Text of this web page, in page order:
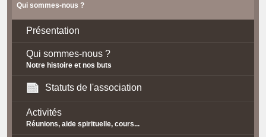
Qui sommes-nous ?
Présentation
Qui sommes-nous ?
Notre histoire et nos buts
Statuts de l'association
Activités
Réunions, aide spirituelle, cours...